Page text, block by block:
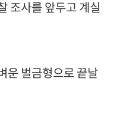
조사를 앞두고 계실
운 벌금형으로 끝날